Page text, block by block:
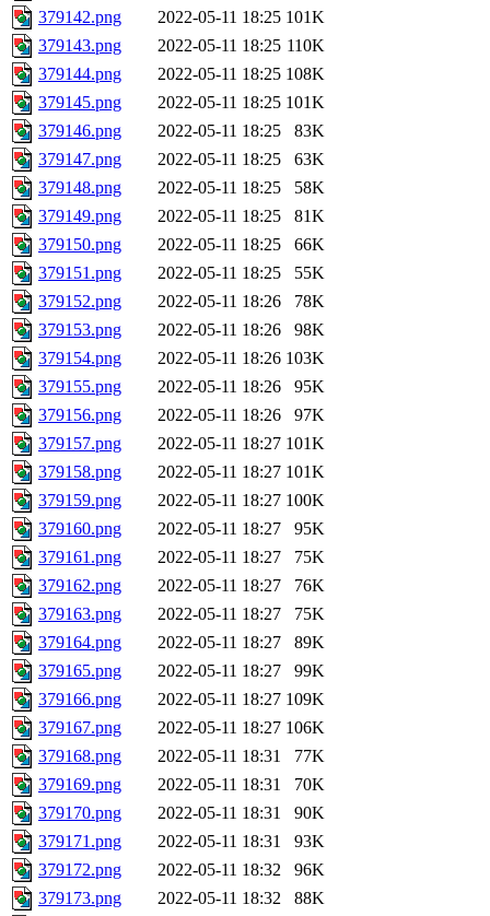
379142.png
2022-05-11 18:25 101K
379143.png
2022-05-11 18:25 110K
379144.png
2022-05-11 18:25 108K
379145.png
2022-05-11 18:25 101K
379146.png
2022-05-11 18:25
83K
379147.png
2022-05-11 18:25
63K
379148.png
2022-05-11 18:25
58K
379149.png
2022-05-11 18:25
81K
379150.png
2022-05-11 18:25
66K
379151.png
2022-05-11 18:25
55K
379152.png
2022-05-11 18:26
78K
379153.png
2022-05-11 18:26
98K
379154.png
2022-05-11 18:26 103K
379155.png
2022-05-11 18:26
95K
379156.png
2022-05-11 18:26
97K
379157.png
2022-05-11 18:27 101K
379158.png
2022-05-11 18:27 101K
379159.png
2022-05-11 18:27 100K
379160.png
2022-05-11 18:27
95K
379161.png
2022-05-11 18:27
75K
379162.png
2022-05-11 18:27
76K
379163.png
2022-05-11 18:27
75K
379164.png
2022-05-11 18:27
89K
379165.png
2022-05-11 18:27
99K
379166.png
2022-05-11 18:27 109K
379167.png
2022-05-11 18:27 106K
379168.png
2022-05-11 18:31
77K
379169.png
2022-05-11 18:31
70K
379170.png
2022-05-11 18:31
90K
379171.png
2022-05-11 18:31
93K
379172.png
2022-05-11 18:32
96K
379173.png
2022-05-11 18:32
88K